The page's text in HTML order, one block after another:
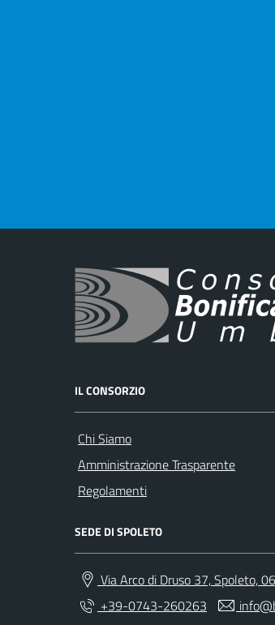
IL CONSORZIO
Chi Siamo
Amministrazione Trasparente
Regolamenti
SEDE DI SPOLETO
Via Arco di Druso 37, Spoleto,
+39-0743-260263